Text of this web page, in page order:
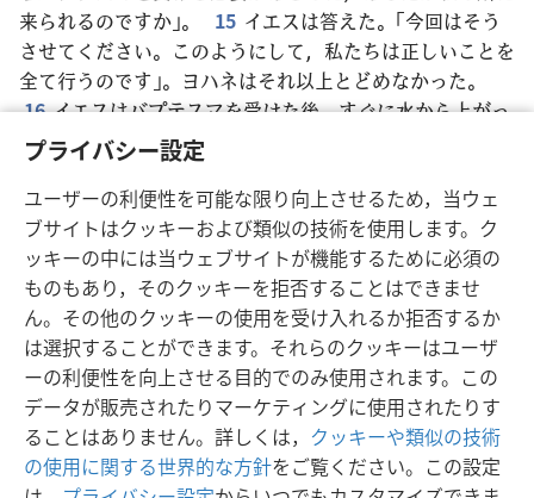
プライバシー設定
ユーザーの利便性を可能な限り向上させるため，当ウェ
ブサイトはクッキーおよび類似の技術を使用します。ク
ッキーの中には当ウェブサイトが機能するために必須の
ものもあり，そのクッキーを拒否することはできませ
ん。その他のクッキーの使用を受け入れるか拒否するか
は選択することができます。それらのクッキーはユーザ
ーの利便性を向上させる目的でのみ使用されます。この
データが販売されたりマーケティングに使用されたりす
ることはありません。詳しくは， クッキーや類似の技術
の使用に関する世界的な方針をご覧ください。この設定
来られるのですか」。
15 イエスは答えた。「今回はそう
させてください。このようにして，私たちは正しいことを
全て行うのです」。ヨハネはそれ以上とどめなかった。
16イエスはバプテスマを受けた後，すぐに水から上がっ
た。何と，天が開き+，ヨハネは，神の聖なる力がハトの
ように下ってイエスの上に来るのを見た
から声がした+。「これは私の愛する子+，私はこの子の
ことを喜んでいる+」。
日本語 シェアする 設定
Copyright © 2026 Watch Tower Bible and Tract Society of Pennsylvania
利用規約
プライバシーに関する方針 プライバシー設定
JW.ORG
ログイン